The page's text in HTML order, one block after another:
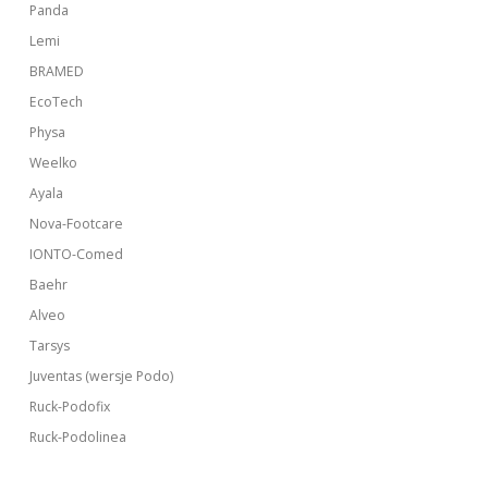
Panda
Lemi
BRAMED
EcoTech
Physa
Weelko
Ayala
Nova-Footcare
IONTO-Comed
Baehr
Alveo
Tarsys
Juventas (wersje Podo)
Ruck-Podofix
Ruck-Podolinea